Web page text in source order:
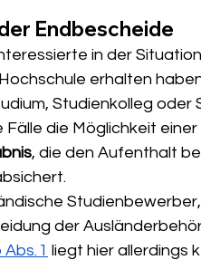
Endbescheide
in der
erhalten
Studienkolleg oder
Fälle die Möglichkeit einer
, die den Aufenthalt
der
1 liegt hier allerdings